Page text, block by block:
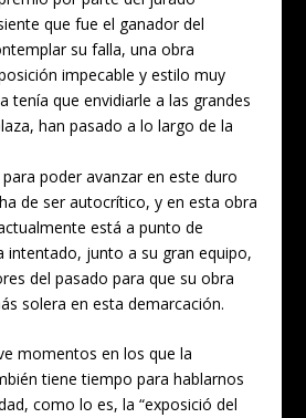
que fue el ganador del
su falla, una obra
impecable y estilo muy
tenía que envidiarle a las grandes
han pasado a lo largo de la
poder avanzar en este duro
de ser autocrítico, y en esta obra
está a punto de
intentado, junto a su gran equipo,
del pasado para que su obra
solera en esta demarcación.
momentos en los que la
tiene tiempo para hablarnos
como lo es, la “exposició del